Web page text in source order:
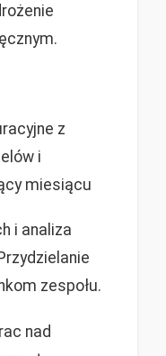
z
i
miesiącu
i analiza
zespołu.
nad